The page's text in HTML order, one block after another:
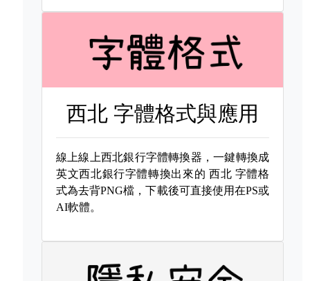
西北 字體格式與應用
線上線上西北銀行字體轉換器，一鍵轉換成
英文西北銀行字體轉換出來的 西北 字體格
式為去背PNG檔，下載後可直接使用在PS或
AI軟體。